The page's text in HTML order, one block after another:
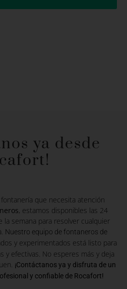
ya desde
que necesita atención
, estamos disponibles las 24
la semana para resolver cualquier
Nuestro equipo de fontaneros de
y experimentados está listo para
y efectivas. No esperes más y deja
¡Contáctanos ya y disfruta de un
y confiable de Rocafort!